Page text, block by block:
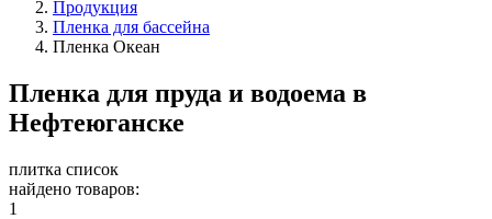
Продукция
Пленка для бассейна
Пленка Океан
Пленка для пруда и водоема в
Нефтеюганске
плитка список
найдено товаров:
1